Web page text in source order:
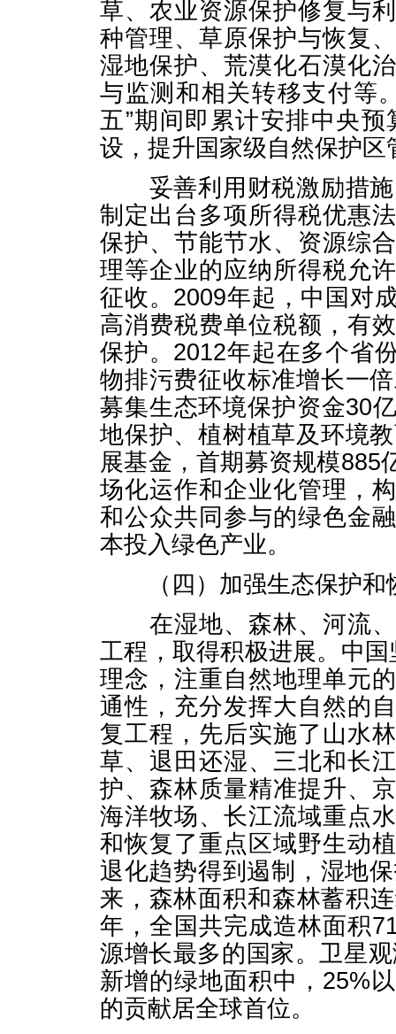
草、农业资源保护修复与
种管理、草原保护与恢复
湿地保护、荒漠化石漠化
与监测和相关转移支付等
五”期间即累计安排中央
设，提升国家级自然保护
妥善利用财税激励措施
制定出台多项所得税优惠
保护、节能节水、资源综
理等企业的应纳所得税允
征收。2009年起，中国对
高消费税费单位税额，有
保护。2012年起在多个省
物排污费征收标准增长一
募集生态环境保护资金30
地保护、植树植草及环境
展基金，首期募资规模885
场化运作和企业化管理，
和公众共同参与的绿色金
本投入绿色产业。
（四）加强生态保护和
在湿地、森林、河流、
工程，取得积极进展。中国
理念，注重自然地理单元
通性，充分发挥大自然的
复工程，先后实施了山水
草、退田还湿、三北和长
护、森林质量精准提升、
海洋牧场、长江流域重点
和恢复了重点区域野生动
退化趋势得到遏制，湿地
来，森林面积和森林蓄积
年，全国共完成造林面积
源增长最多的国家。卫星
新增的绿地面积中，25%
的贡献居全球首位。